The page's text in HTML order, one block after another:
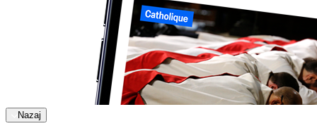
Nazaj